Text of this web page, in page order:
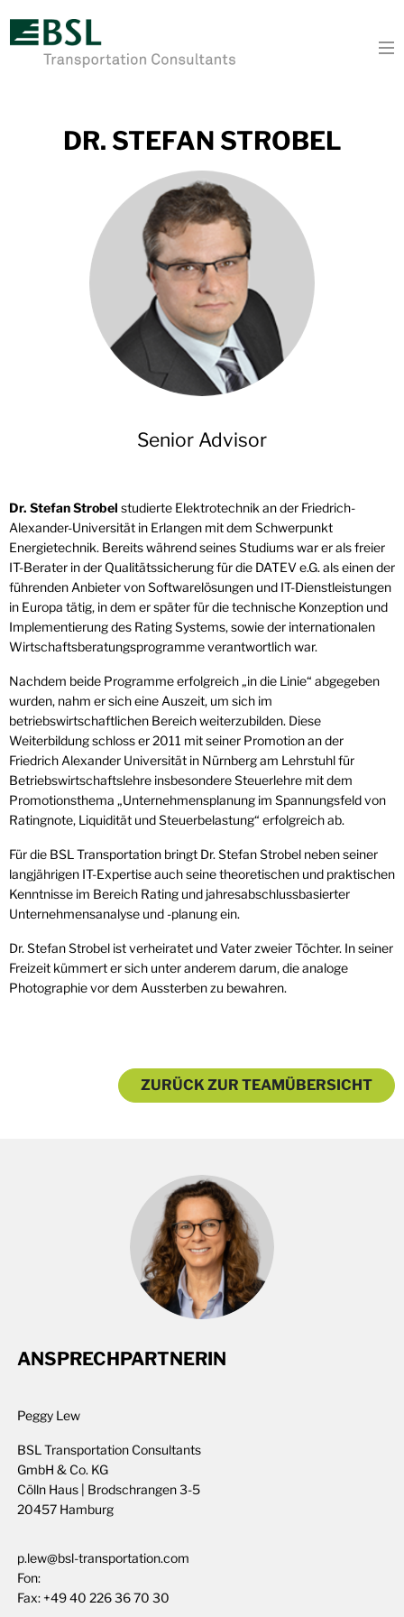
DR. STEFAN STROBEL
Senior Advisor
Dr. Stefan Strobel studierte Elektrotechnik an der Friedrich-
Alexander-Universität in Erlangen mit dem Schwerpunkt
Energietechnik. Bereits während seines Studiums war er als freier
IT-Berater in der Qualitätssicherung für die DATEV e.G. als einen der
führenden Anbieter von Softwarelösungen und IT-Dienstleistungen
in Europa tätig, in dem er später für die technische Konzeption und
Implementierung des Rating Systems, sowie der internationalen
Wirtschaftsberatungsprogramme verantwortlich war.
Nachdem beide Programme erfolgreich „in die Linie“ abgegeben
wurden, nahm er sich eine Auszeit, um sich im
betriebswirtschaftlichen Bereich weiterzubilden. Diese
Weiterbildung schloss er 2011 mit seiner Promotion an der
Friedrich Alexander Universität in Nürnberg am Lehrstuhl für
Betriebswirtschaftslehre insbesondere Steuerlehre mit dem
Promotionsthema „Unternehmensplanung im Spannungsfeld von
Ratingnote, Liquidität und Steuerbelastung“ erfolgreich ab.
Für die BSL Transportation bringt Dr. Stefan Strobel neben seiner
langjährigen IT-Expertise auch seine theoretischen und praktischen
Kenntnisse im Bereich Rating und jahresabschlussbasierter
Unternehmensanalyse und -planung ein.
Dr. Stefan Strobel ist verheiratet und Vater zweier Töchter. In seiner
Freizeit kümmert er sich unter anderem darum, die analoge
Photographie vor dem Aussterben zu bewahren.
ZURÜCK ZUR TEAMÜBERSICHT
ANSPRECHPARTNERIN
Peggy Lew
BSL Transportation Consultants
GmbH & Co. KG
Cölln Haus | Brodschrangen 3-5
20457 Hamburg
p.lew@bsl-transportation.com
Fon:
Fax: +49 40 226 36 70 30